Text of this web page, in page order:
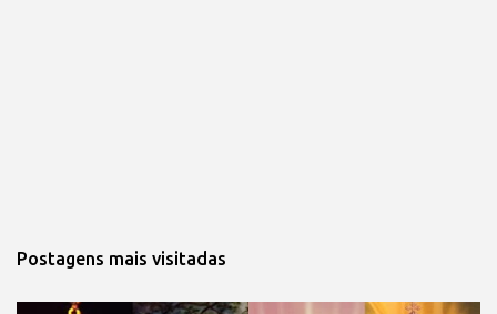
Postagens mais visitadas